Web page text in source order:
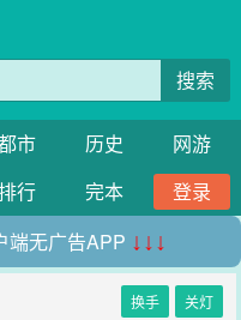
搜索
市 历史
网游
行 完本
登录
端无广告APP ↓↓↓
换手 关灯